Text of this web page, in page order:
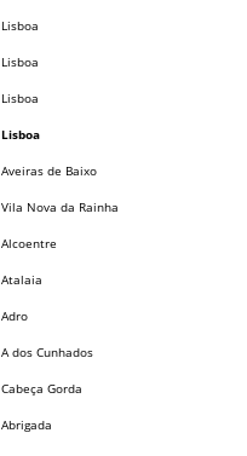
Lisboa
Lisboa
Lisboa
Lisboa
Aveiras de Baixo
Vila Nova da Rainha
Alcoentre
Atalaia
Adro
A dos Cunhados
Cabeça Gorda
Abrigada